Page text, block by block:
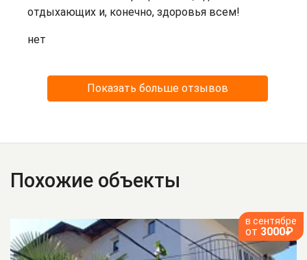
отдыхающих и, конечно, здоровья всем!
нет
Показать больше отзывов
Похожие объекты
в сентябре
от 3000₽